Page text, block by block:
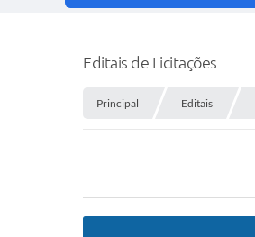
Editais de Licitações
Principal Editais